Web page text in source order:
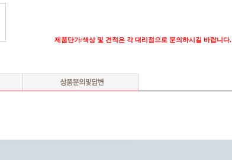
제품단가/색상 및 견적은 각 대리점으로 문의하시길 바랍니다.